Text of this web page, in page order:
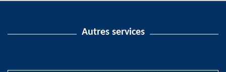
Autres services